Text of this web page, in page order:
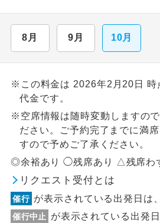
8月 9月 10月
※この料金は 2026年2月20日 時
代金です。
※空席情報は随時変動しますの
ださい。ご予約完了までに満
すので予めご了承ください。
◎余裕あり ◯残席あり △残席わ
リクエスト受付とは
催行 が表示されている出発日は
催行中止
が表示されている出発